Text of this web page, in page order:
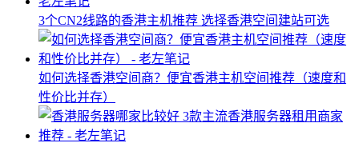
3个CN2线路的香港主机推荐 选择香港空间建站可选
如何选择香港空间商？便宜香港主机空间推荐（速度和
性价比并存）